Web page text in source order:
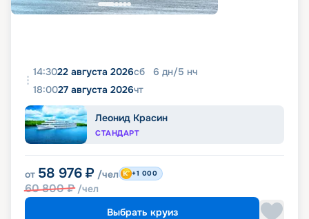
14:3022 августа 2026сб 6 дн/5 нч
18:0027 августа 2026чт
Леонид Красин
СТАНДАРТ
от 58 976 ₽ /чел
60 800₽ /чел
+1 000
Выбрать круиз